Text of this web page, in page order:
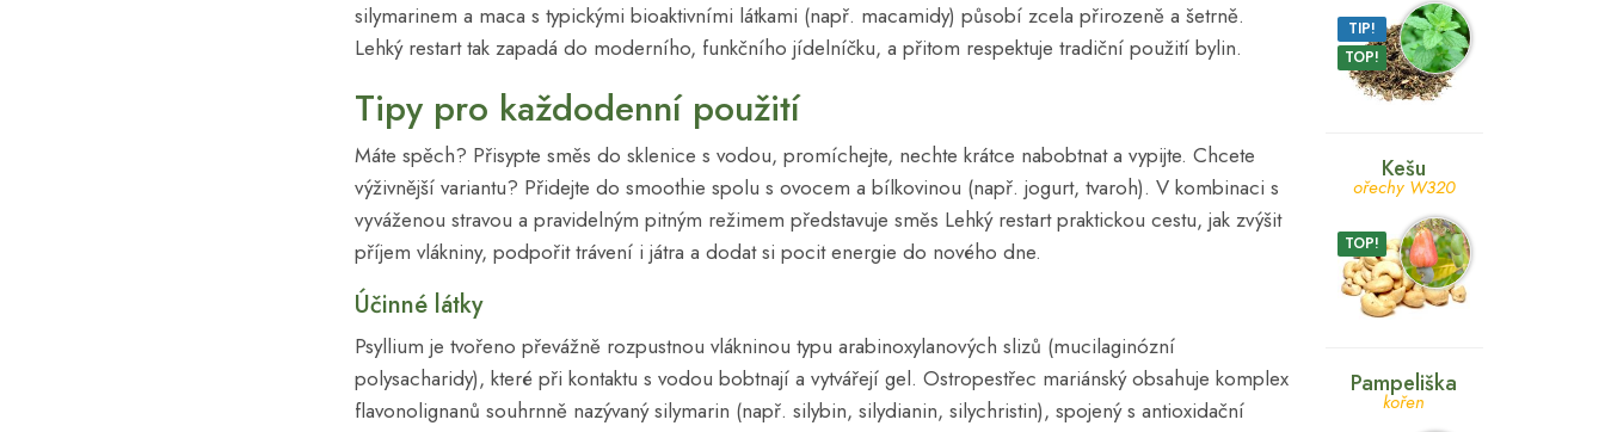
silymarinem a maca s typickými bioaktivními látkami (např. macamidy) působí zcela přirozeně a šetrně.
Lehký restart tak zapadá do moderního, funkčního jídelníčku, a přitom respektuje tradiční použití bylin.
Tipy pro každodenní použití
Máte spěch? Přisypte směs do sklenice s vodou, promíchejte, nechte krátce nabobtnat a vypijte. Chcete
výživnější variantu? Přidejte do smoothie spolu s ovocem a bílkovinou (např. jogurt, tvaroh). V kombinaci s
vyváženou stravou a pravidelným pitným režimem představuje směs Lehký restart praktickou cestu, jak zvýšit
příjem vlákniny, podpořit trávení i játra a dodat si pocit energie do nového dne.
Účinné látky
Psyllium je tvořeno převážně rozpustnou vlákninou typu arabinoxylanových slizů (mucilaginózní
polysacharidy), které při kontaktu s vodou bobtnají a vytvářejí gel. Ostropestřec mariánský obsahuje komplex
flavonolignanů souhrnně nazývaný silymarin (např. silybin, silydianin, silychristin), spojený s antioxidační
TIP!
TOP!
Kešu
ořechy W320
TOP!
Pampeliška
kořen